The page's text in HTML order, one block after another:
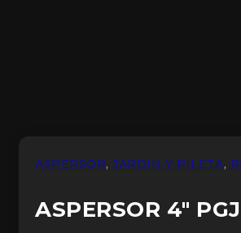
ASPERSOR, JARDIN Y PILETA,
ASPERSOR 4″